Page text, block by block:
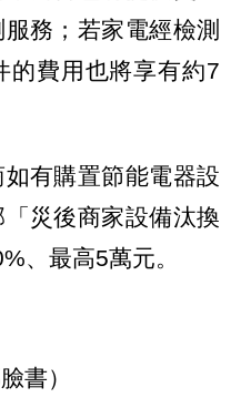
務；若家電經檢測
的費用也將享有約7
有購置節能電器設
災後商家設備汰換
、最高5萬元。
書）